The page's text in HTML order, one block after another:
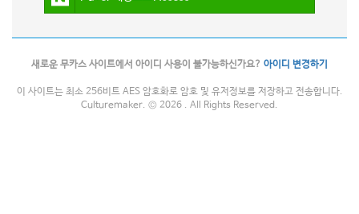
새로운 무카스 사이트에서 아이디 사용이 불가능하신가요? 아이디 변경하기
이 사이트는 최소 256비트 AES 암호화로 암호 및 유저정보를 저장하고 전송합니다.
Culturemaker. © 2026 . All Rights Reserved.